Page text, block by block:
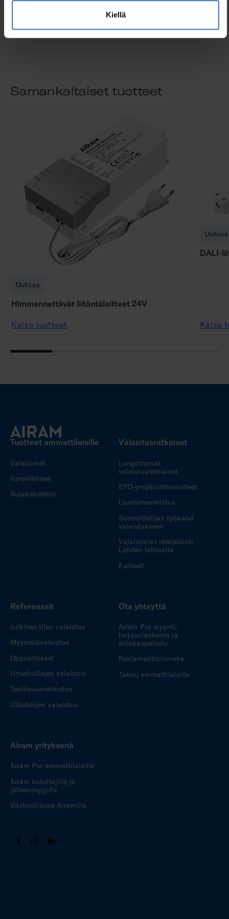
Kiellä
Korkeus (mm)
16 mm
Samankaltaiset tuotteet
Uutuus
Himmennettävät liitäntälaitteet 24V
Katso tuotteet
Uutuus
DALI-
Katso
Tuotteet ammattilaisille
Valaisimet
Valonlähteet
Sulakekotelot
Valaistusratkaisut
Langattomat
valaistusratkaisut
EPD-ympäristöselosteet
Laadunvarmistus
Suunnittelijan työkalut
valaistukseen
Valaisimien räätälöinti
Lahden tehtaalla
Esitteet
Referenssit
Julkisen tilan valaistus
Myymälävalaistus
Oppilaitokset
Urheilutilojen valaistus
Teollisuusvalaistus
Ulkotilojen valaistus
Ota yhteyttä
Airam Pro myynti,
tarjouslaskenta ja
asiakaspalvelu
Reklamaatiolomake
Takuu ammattilaisille
Airam yrityksenä
Airam Pro ammattilaisille
Airam kuluttajille ja
jälleenmyyjille
Vastuullisuus Airamilla